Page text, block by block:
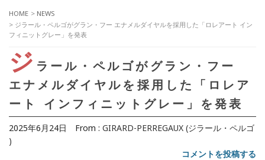
HOME > NEWS
> ジラール・ペルゴがグラン・フー エナメルダイヤルを採用した「ロレアート イン
フィニットグレー」を発表
ジ ラール・ペルゴがグラン・フー
エナメルダイヤルを採用した「ロレア
ート インフィニットグレー」を発表
2025年6月24日 From : GIRARD-PERREGAUX (ジラール・ペルゴ
)
コメントを投稿する